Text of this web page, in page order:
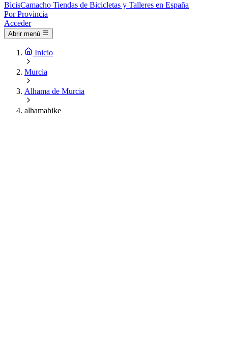
BicisCamacho Tiendas de Bicicletas y Talleres en España
Por Provincia
Acceder
Abrir menú
Inicio
Murcia
Alhama de Murcia
alhamabike